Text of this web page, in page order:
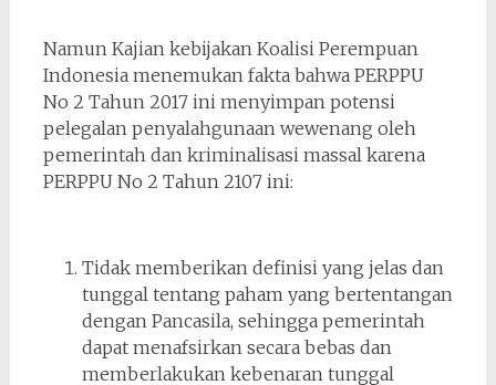
Namun Kajian kebijakan Koalisi Perempuan
Indonesia menemukan fakta bahwa PERPPU
No 2 Tahun 2017 ini menyimpan potensi
pelegalan penyalahgunaan wewenang oleh
pemerintah dan kriminalisasi massal karena
PERPPU No 2 Tahun 2107 ini:
Tidak memberikan definisi yang jelas dan
tunggal tentang paham yang bertentangan
dengan Pancasila, sehingga pemerintah
dapat menafsirkan secara bebas dan
memberlakukan kebenaran tunggal